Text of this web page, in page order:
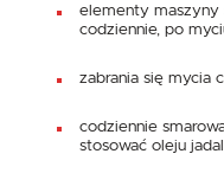
elementy maszyny
codziennie, po
zabrania się mycia
codziennie
stosować oleju